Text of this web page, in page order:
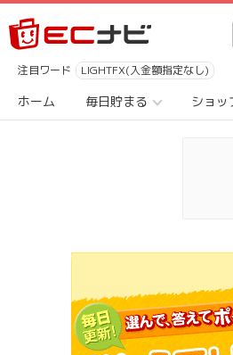
注目ワード LIGHTFX(入金額指定なし)
ホーム 毎日貯まる ショ